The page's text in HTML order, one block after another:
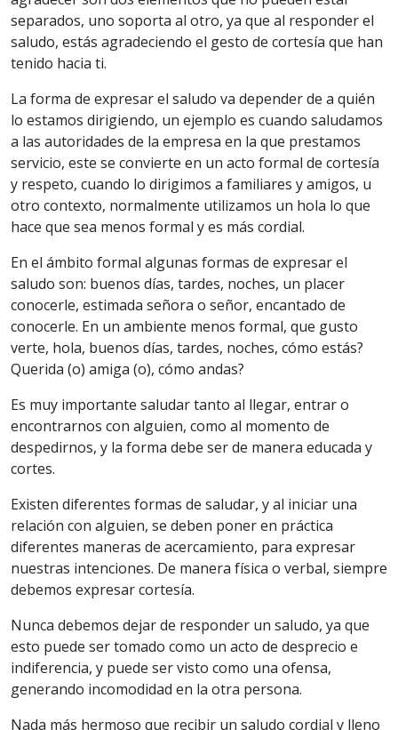
separados, uno soporta al otro, ya que al responder el
saludo, estás agradeciendo el gesto de cortesía que han
tenido hacia ti.
La forma de expresar el saludo va depender de a quién
lo estamos dirigiendo, un ejemplo es cuando saludamos
a las autoridades de la empresa en la que prestamos
servicio, este se convierte en un acto formal de cortesía
y respeto, cuando lo dirigimos a familiares y amigos, u
otro contexto, normalmente utilizamos un hola lo que
hace que sea menos formal y es más cordial.
En el ámbito formal algunas formas de expresar el
saludo son: buenos días, tardes, noches, un placer
conocerle, estimada señora o señor, encantado de
conocerle. En un ambiente menos formal, que gusto
verte, hola, buenos días, tardes, noches, cómo estás?
Querida (o) amiga (o), cómo andas?
Es muy importante saludar tanto al llegar, entrar o
encontrarnos con alguien, como al momento de
despedirnos, y la forma debe ser de manera educada y
cortes.
Existen diferentes formas de saludar, y al iniciar una
relación con alguien, se deben poner en práctica
diferentes maneras de acercamiento, para expresar
nuestras intenciones. De manera física o verbal, siempre
debemos expresar cortesía.
Nunca debemos dejar de responder un saludo, ya que
esto puede ser tomado como un acto de desprecio e
indiferencia, y puede ser visto como una ofensa,
generando incomodidad en la otra persona.
Nada más hermoso que recibir un saludo cordial y lleno